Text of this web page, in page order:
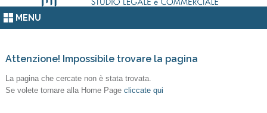
MENU
Attenzione! Impossibile trovare la pagina
La pagina che cercate non è stata trovata.
Se volete tornare alla Home Page cliccate qui